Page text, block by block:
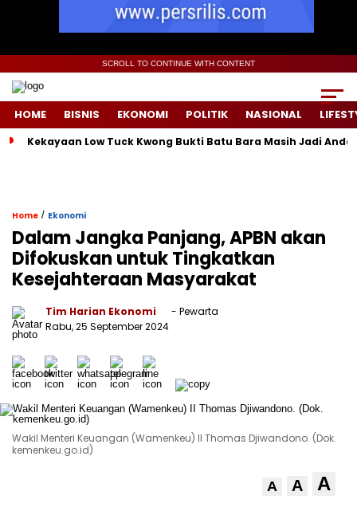
SCROLL TO CONTINUE WITH CONTENT
HOME BISNIS EKONOMI POLITIK NASIONAL
Kekayaan Low Tuck Kwong Bukti Batu Bara Masih Jadi
Home / Ekonomi
Dalam Jangka Panjang, APBN akan
Difokuskan untuk Tingkatkan
Kesejahteraan Masyarakat
Tim Harian Ekonomi
- Pewarta
Rabu, 25 September 2024
Wakil Menteri Keuangan (Wamenkeu) II Thomas Djiwandono. (Dok.
kemenkeu.go.id)
A A A